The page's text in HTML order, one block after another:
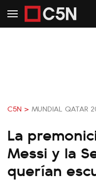
C5N > MUNDIAL QATAR
La
Messi y la
querían